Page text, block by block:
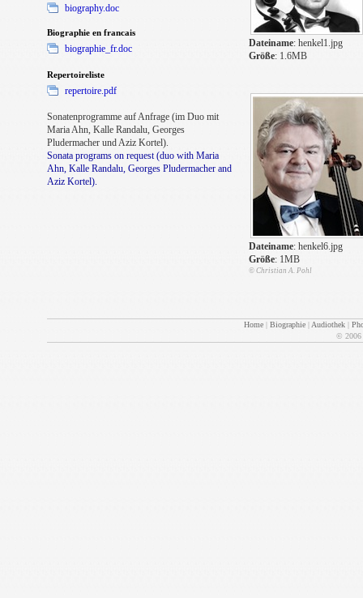
biography.doc
Biographie en francais
biographie_fr.doc
Repertoireliste
repertoire.pdf
Sonatenprogramme auf Anfrage (im Duo mit
Maria Ahn, Kalle Randalu, Georges
Pludermacher und Aziz Kortel).
Sonata programs on request (duo with Maria
Ahn, Kalle Randalu, Georges Pludermacher and
Aziz Kortel).
Dateiname: henkel1.jpg
Größe: 1.6MB
Dateiname: henkel6.jpg
Größe: 1MB
© Christian A. Pohl
Home| Biographie| Audiothek|
© 2006